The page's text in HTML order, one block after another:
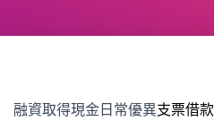
融資取得現金日常優異支票借款